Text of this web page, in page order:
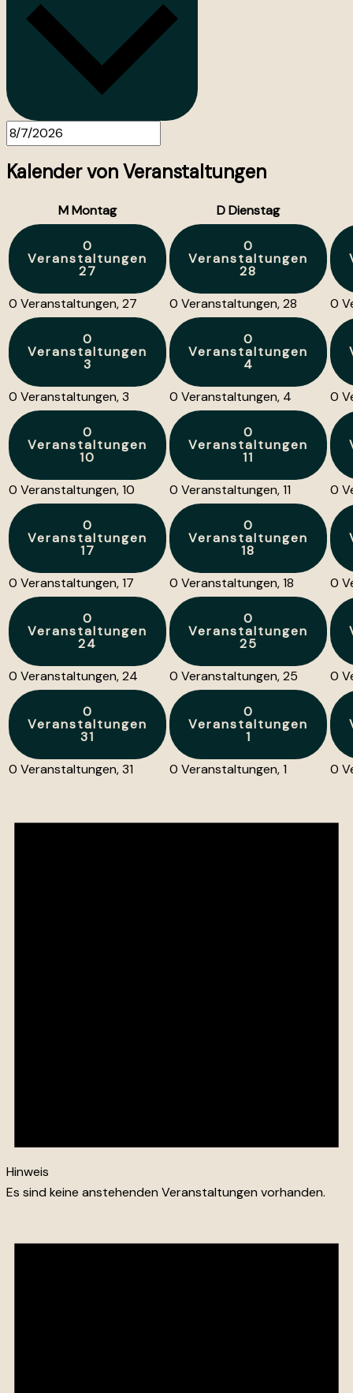
Kalender von Veranstaltungen
MMontag DDienstag
0
Veranstaltungen
27
0 Veranstaltungen,27
0
Veranstaltungen
28
0 Veranstaltungen,28 0
0
Veranstaltungen
3
0 Veranstaltungen,3
0
Veranstaltungen
4
0 Veranstaltungen, 4 0
0
Veranstaltungen
10
0 Veranstaltungen,10
0
Veranstaltungen
11
0 Veranstaltungen,11 0
0
Veranstaltungen
17
0 Veranstaltungen,17
0
Veranstaltungen
18
0 Veranstaltungen,18 0
0
Veranstaltungen
24
0 Veranstaltungen,24
0
Veranstaltungen
25
0 Veranstaltungen,25 0
0
Veranstaltungen
31
0 Veranstaltungen,31
0
Veranstaltungen
1
0 Veranstaltungen,1 0
Hinweis
Es sind keine anstehenden Veranstaltungen vorhanden.